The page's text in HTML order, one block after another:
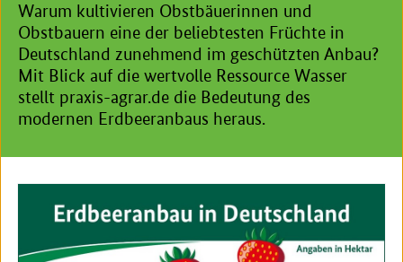
Warum kultivieren Obstbäuerinnen und
Obstbauern eine der beliebtesten Früchte in
Deutschland zunehmend im geschützten Anbau?
Mit Blick auf die wertvolle Ressource Wasser
stellt praxis-agrar.de die Bedeutung des
modernen Erdbeeranbaus heraus.